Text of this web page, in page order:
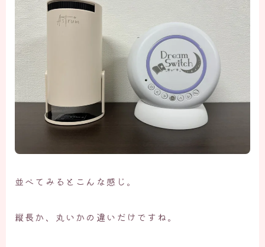
並べてみるとこんな感じ。
縦長か、丸いかの違いだけですね。